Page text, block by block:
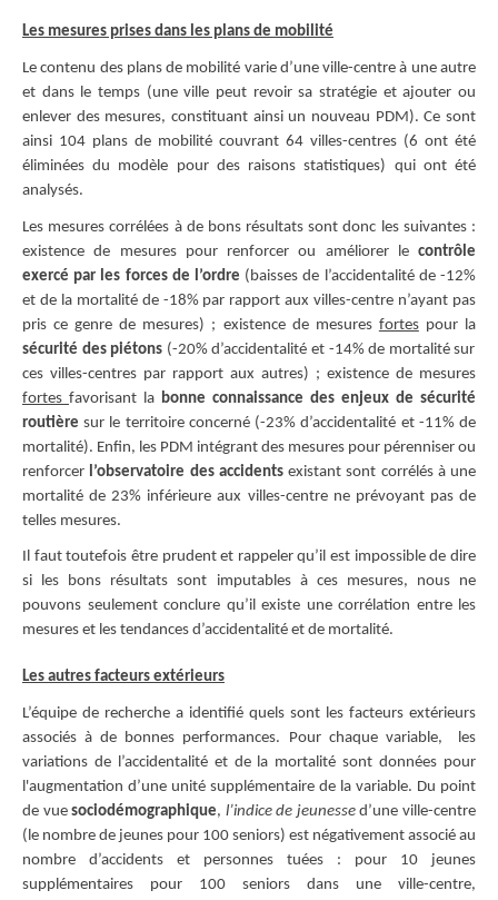
Les mesures prises dans les plans de mobilité
Le contenu des plans de mobilité varie d’une ville-centre à une autre
et dans le temps (une ville peut revoir sa stratégie et ajouter ou
enlever des mesures, constituant ainsi un nouveau PDM). Ce sont
ainsi 104 plans de mobilité couvrant 64 villes-centres (6 ont été
éliminées du modèle pour des raisons statistiques) qui ont été
analysés.
Les mesures corrélées à de bons résultats sont donc les suivantes :
existence de mesures pour renforcer ou améliorer lecontrôle
exercé par les forces de l’ordre (baisses de l’accidentalité de -12%
et de la mortalité de -18% par rapport aux villes-centre n’ayant pas
pris ce genre de mesures) ; existence de mesures fortespour la
sécurité des piétons (-20% d’accidentalité et -14% de mortalité sur
ces villes-centres par rapport aux autres) ; existence de mesures
fortes favorisant la bonne connaissance des enjeux de sécurité
routière sur le territoire concerné (-23% d’accidentalité et -11% de
mortalité). Enfin, les PDM intégrant des mesures pour pérenniser ou
renforcer l’observatoire des accidentsexistant sont corrélés à une
mortalité de 23% inférieure aux villes-centre ne prévoyant pas de
telles mesures.
Il faut toutefois être prudent et rappeler qu’il est impossible de dire
si les bons résultats sont imputables à ces mesures, nous ne
pouvons seulement conclure qu’il existe une corrélation entre les
mesures et les tendances d’accidentalité et de mortalité.
Les autres facteurs extérieurs
L’équipe de recherche a identifié quels sont les facteurs extérieurs
associés à de bonnes performances. Pour chaque variable, les
variations de l’accidentalité et de la mortalité sont données pour
l'augmentation d’une unité supplémentaire de la variable. Du point
de vuesociodémographique, l’indice de jeunessed’une ville-centre
(le nombre de jeunes pour 100 seniors) est négativement associé au
nombre d’accidents et personnes tuées : pour 10 jeunes
supplémentaires pour 100 seniors dans une ville-centre,